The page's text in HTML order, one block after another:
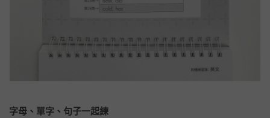
字母、單字、句子一起練